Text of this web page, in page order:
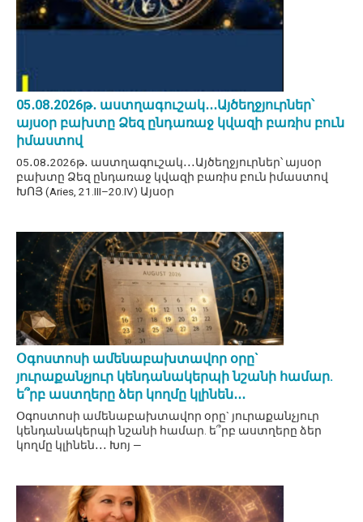
05․08․2026թ․ աստղագուշակ․․․Այծեղջյուրներ՝
այսօր բախտը Ձեզ ընդառաջ կվազի բառիս բուն
իմաստով
05․08․2026թ․ աստղագուշակ․․․Այծեղջյուրներ՝ այսօր
բախտը Ձեզ ընդառաջ կվազի բառիս բուն իմաստով
ԽՈՅ (Aries, 21.III–20.IV) Այսօր
Օգոստոսի ամենաբախտավոր օրը`
յուրաքանչյուր կենդանակերպի նշանի համար.
ե՞րբ աստղերը ձեր կողմը կլինեն․․․
Օգոստոսի ամենաբախտավոր օրը` յուրաքանչյուր
կենդանակերպի նշանի համար. ե՞րբ աստղերը ձեր
կողմը կլինեն․․․ Խոյ —